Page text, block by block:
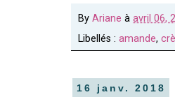
By Ariane à avril 06,
Libellés : amande,
16 janv. 2018